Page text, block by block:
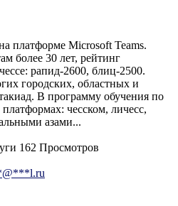
платформе Microsoft Teams.
более 30 лет, рейтинг
рапид-2600, блиц-2500.
городских, областных и
В программу обучения по
чесском, личесс,
азами...
162 Просмотров